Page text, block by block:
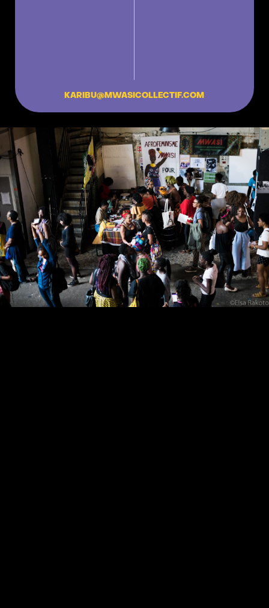
KARIBU@MWASICOLLECTIF.COM